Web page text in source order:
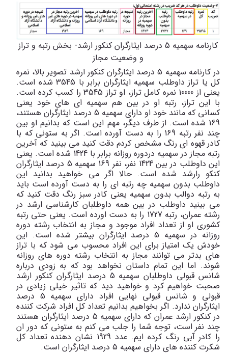
کارنامه سهمیه 5 درصد ایثارگران کنکور ارشد- بخش رتبه و تراز
و وضعیت مجاز
در کارنامه سهمیه 5 درصد ایثارگران کنکور ارشد تصویر بالا، نمره
کل یا تراز داوطلب سهمیه ایثارگران برابر با 3545 شده است.
یعنی از 10000 نمره کامل تراز، او تراز 3545 را کسب کرده است.
با این تراز، رتبه او در بین هم سهمیه ای های خود یعنی
کسانی که مانند خود او دارای سهمیه 5 درصد ایثارگران هستند،
169 شده است. از طرف دیگر، مهم این است که بدانیم او بین
چند نفر رتبه 169 را به دست آورده است. اگر به ستونی که با
کادر قهوه ای رنگ مشخص کردم دقت کنید می بینید که آخرین
رتبه مجاز در سهمیه دردوره روزانه برابر با 1424 شده است. یعنی
این داوطلب در بین 1424 نفر، نفر 169 سهمیه 5 درصد ایثارگران
کنکو رارشد شده است. حالا اگر می خواهید بدانید این
داوطلب بدون سهمیه چه رتبه ای را به دست آورده است باید
به رتبه دوالب بدون سهمیه یعنی کادر سبز رنگ دقت کنید که
می بینید داوطلب در بین همه داوطلبان کارشناسی ارشد در
رشته عمران، رتبه 1727 را به دست اورده است. یعنی حتی رتبه
کشوری او از تعداد افراد موجود و مجاز به انتخاب رشته دوره
روزانه در سهمیه 5 درصد ایثارگران بیشتر شده است. این
خودش یک امتیاز برای این افراد محسوب می شود که با تراز
های بدتر می توانند مجاز به انتخاب رشته دوره های روزانه
شوند. اما این تمام داستان نخواهد بود که به زودی درباره
شانس قبولی داوطلبان سهمیه 5 درصد ایثارگران کنکور ارشد
صحبت خواهیم کرد و خواهید دید که تاثیر خیلی زیادی در
قبولی و شانس قبولی نهایی افراد دارای سهمیه 5 درصد
ایثارگران ندارد. اگر بخواهیم بدانیم تعداد کل افراد شرکت کننده
در کنکور ارشد عمران که دارای سهمیه 5 درصد ایثارگران هستند
چند نفر است، توجه شما را جلب می کنم به ستونی که دور ان
را کادر آبی رنگ کرده ایم. عدد 1929 نشان دهنده تعداد کل
شکرت کننده های دارای سهمیه 5 درصد ایثارگران است.